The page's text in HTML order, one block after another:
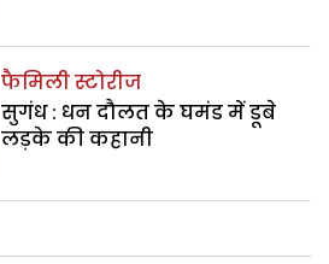
फैमिली स्टोरीज
सुगंध : धन दौलत के घमंड में डूबे
लड़के की कहानी